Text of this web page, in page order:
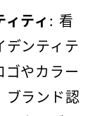
ティ : 看
デンティテ
ゴやカラー
ブランド認